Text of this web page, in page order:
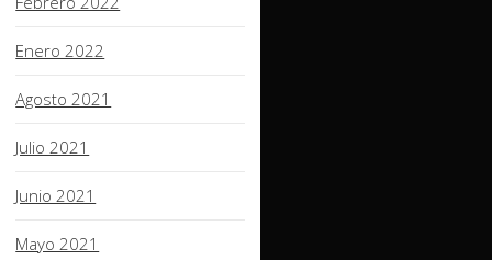
Enero 2022
Agosto 2021
Julio 2021
Junio 2021
Mayo 2021